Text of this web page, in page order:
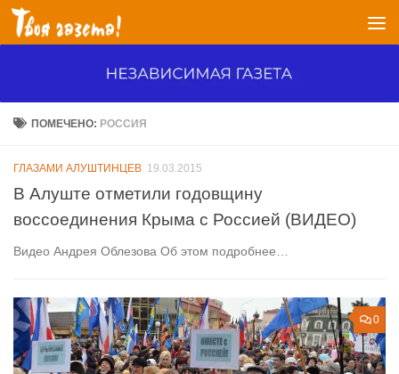
Перейти к содержимому
ПОМЕЧЕНО: РОССИЯ
ГЛАЗАМИ АЛУШТИНЦЕВ 19.03.2015
В Алуште отметили годовщину
воссоединения Крыма с Россией (ВИДЕО)
Видео Андрея Облезова Об этом подробнее…
0